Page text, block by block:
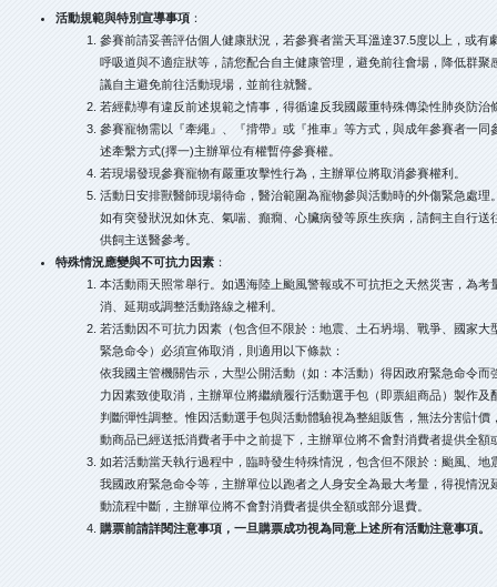
活動規範與特別宣導事項 ：
參賽前請妥善評估個人健康狀況，若參賽者當天耳溫達37.5度以上，或有
呼吸道與不適症狀等，請您配合自主健康管理，避免前往會場，降低群
議自主避免前往活動現場，並前往就醫。
若經勸導有違反前述規範之情事，得循違反我國嚴重特殊傳染性肺炎防治
參賽寵物需以『牽繩』、『揹帶』或『推車』等方式，與成年參賽者一
述牽繫方式(擇一)主辦單位有權暫停參賽權。
若現場發現參賽寵物有嚴重攻擊性行為，主辦單位將取消參賽權利。
活動日安排獸醫師現場待命，醫治範圍為寵物參與活動時的外傷緊急處
如有突發狀況如休克、氣喘、癲癇、心臟病發等原生疾病，請飼主自行
供飼主送醫參考。
特殊情況應變與不可抗力因素 ：
本活動雨天照常舉行。如遇海陸上颱風警報或不可抗拒之天然災害，為
消、延期或調整活動路線之權利。
若活動因不可抗力因素（包含但不限於：地震、土石坍塌、戰爭、國家
緊急命令）必須宣佈取消，則適用以下條款：
依我國主管機關告示，大型公開活動（如：本活動）得因政府緊急命令
力因素致使取消，主辦單位將繼續履行活動選手包（即票組商品）製作
判斷彈性調整。惟因活動選手包與活動體驗視為整組販售，無法分割計
動商品已經送抵消費者手中之前提下，主辦單位將不會對消費者提供全額
如若活動當天執行過程中，臨時發生特殊情況，包含但不限於：颱風、
我國政府緊急命令等，主辦單位以跑者之人身安全為最大考量，得視情
動流程中斷，主辦單位將不會對消費者提供全額或部分退費。
購票前請詳閱注意事項，一旦購票成功視為同意上述所有活動注意事項。